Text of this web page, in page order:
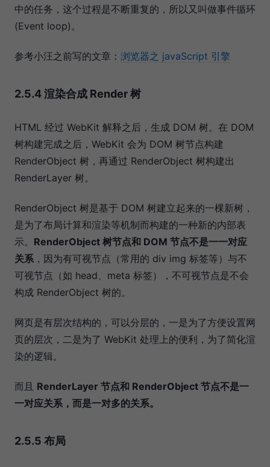
中的任务，这个过程是不断重复的，所以又叫做事件循环
(Event loop)。
参考小汪之前写的文章： 浏览器之 javaScript 引擎
2.5.4 渲染合成 Render 树
HTML 经过 WebKit 解释之后，生成 DOM 树。在 DOM
树构建完成之后，WebKit 会为 DOM 树节点构建
RenderObject 树，再通过 RenderObject 树构建出
RenderLayer 树。
RenderObject 树是基于 DOM 树建立起来的一棵新树，
是为了布局计算和渲染等机制而构建的一种新的内部表
示。 RenderObject 树节点和 DOM 节点不是一一对应
关系 ，因为有可视节点（常用的 div img 标签等）与不
可视节点（如 head、meta 标签），不可视节点是不会
构成 RenderObject 树的。
网页是有层次结构的，可以分层的，一是为了方便设置网
页的层次，二是为了 WebKit 处理上的便利，为了简化渲
染的逻辑。
而且 RenderLayer 节点和 RenderObject 节点不是一
一对应关系，而是一对多的关系。
2.5.5 布局